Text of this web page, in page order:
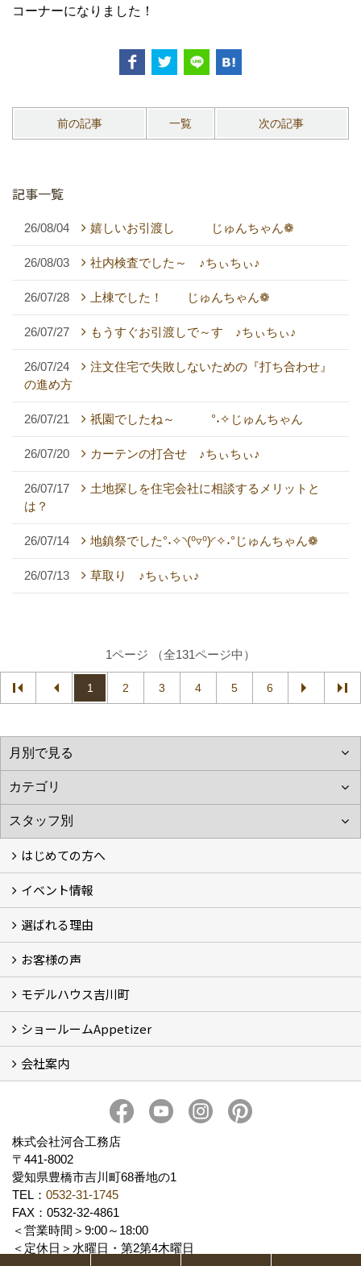
コーナーになりました！
前の記事 一覧 次の記事
記事一覧
26/08/04 嬉しいお引渡し じゅんちゃん❁
26/08/03 社内検査でした～ ♪ちぃちぃ♪
26/07/28 上棟でした！ じゅんちゃん❁
26/07/27 もうすぐお引渡しで～す ♪ちぃちぃ♪
26/07/24
注文住宅で失敗しないための『打ち合わせ』
の進め方
26/07/21 祇園でしたね～ °˖✧じゅんちゃん
26/07/20 カーテンの打合せ ♪ちぃちぃ♪
26/07/17
土地探しを住宅会社に相談するメリットと
は？
26/07/14 地鎮祭でした°˖✧◝(⁰▿⁰)◜✧˖°じゅんちゃん❁
26/07/13 草取り ♪ちぃちぃ♪
1ページ （全131ページ中）
1 2 3 4 5 6
はじめての方へ
フォトギャラリー
性能について
自然素材のお家
オーナー様のおうち訪問
イベント情報
イベント情報
選ばれる理由
5つのやさしさ宣言
3つのプロ宣言
お家づくりスケジュール
お客様の声
お客様の声
モデルハウス吉川町
吉川町モデルハウス
ショールームAppetizer
Appetizer(ショールーム)
Appetizer(レンタルスペース)
会社案内
社長 河合智之の想い
求人情報 Recruit
株式会社河合工務店
〒441-8002
愛知県豊橋市吉川町68番地の1
TEL： 0532-31-1745
FAX：0532-32-4861
＜営業時間＞9:00～18:00
＜定休日＞水曜日・第2第4木曜日